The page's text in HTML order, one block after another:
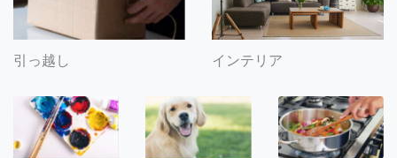
引っ越し インテリア